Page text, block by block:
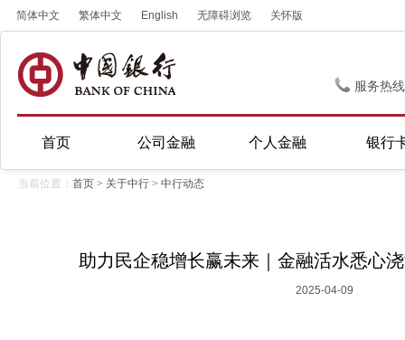
简体中文 繁体中文 English 无障碍浏览 关怀版
服务热
首页 公司金融 个人金融 银行
当前位置： 首页 > 关于中行 > 中行动态
助力民企稳增长赢未来｜金融活水悉心
2025-04-09